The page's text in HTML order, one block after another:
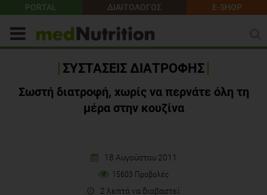
PORTAL ΔΙΑΙΤΟΛΟΓΟΣ E-SHOP
ΣΥΣΤΑΣΕΙΣ ΔΙΑΤΡΟΦΗΣ
Σωστή διατροφή, χωρίς να περνάτε όλη τη
μέρα στην κουζίνα
18 Αυγούστου 2011
15603 Προβολές
2 λεπτά να διαβαστεί